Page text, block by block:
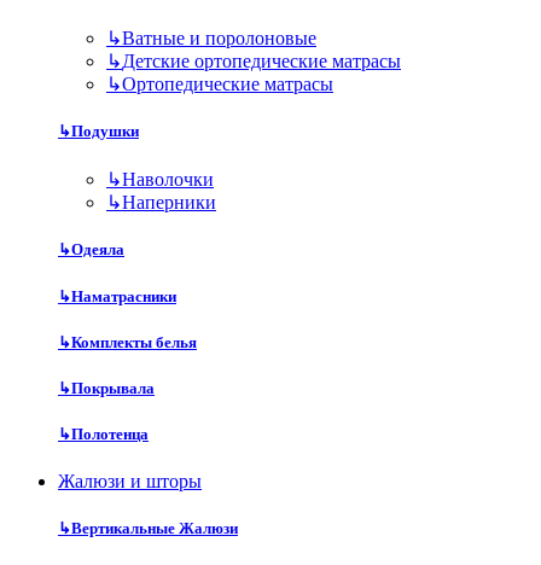
↳Ватные и поролоновые
↳Детские ортопедические матрасы
↳Ортопедические матрасы
↳Подушки
↳Наволочки
↳Наперники
↳Одеяла
↳Наматрасники
↳Комплекты белья
↳Покрывала
↳Полотенца
Жалюзи и шторы
↳Вертикальные Жалюзи